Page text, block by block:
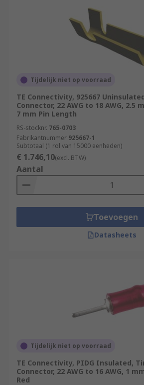
durability and flexibility. The
often uses crimp pin connectors
not need soldering. Crimp pin
used in large-scale production, as
to reproduce reliable connections.
Types of crimp pin connectors
The most common types of crimp
are:
Barrel connectors which are
a cylindrical metal opening
the wire is inserted before
Open barrel connectors,
shape in which the wire is
Open-barrel crimp pin
preferred for automation as
need to funnel stranded wire
Tijdelijk niet op voorraad
TE Connectivity, 925667
Connector, 22 AWG to 18 AWG, 2.5
7 mm Pin Length
RS-stocknr. 765-0703
Fabrikantnummer 925667-1
Subtotaal (1 rol van 15000 eenheden)
€ 1.746,10(excl. BTW)
Aantal
Toevoegen
Datasheets
Tijdelijk niet op voorraad
TE Connectivity, PIDG Insulated,
Connector, 22 AWG to 16 AWG, 1
Red